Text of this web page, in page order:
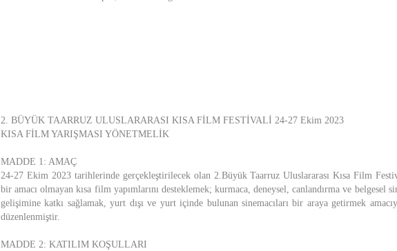
2. BÜYÜK TAARRUZ ULUSLARARASI KISA FİLM FESTİVALİ 24-27 Ekim 2023
KISA FİLM YARIŞMASI YÖNETMELİK
MADDE 1: AMAÇ
24-27 Ekim 2023 tarihlerinde gerçekleştirilecek olan 2.Büyük Taarruz Uluslararası Kısa Film
bir amacı olmayan kısa film yapımlarını desteklemek; kurmaca, deneysel, canlandırma ve belgesel
gelişimine katkı sağlamak, yurt dışı ve yurt içinde bulunan sinemacıları bir araya getirmek
düzenlenmiştir.
MADDE 2: KATILIM KOŞULLARI